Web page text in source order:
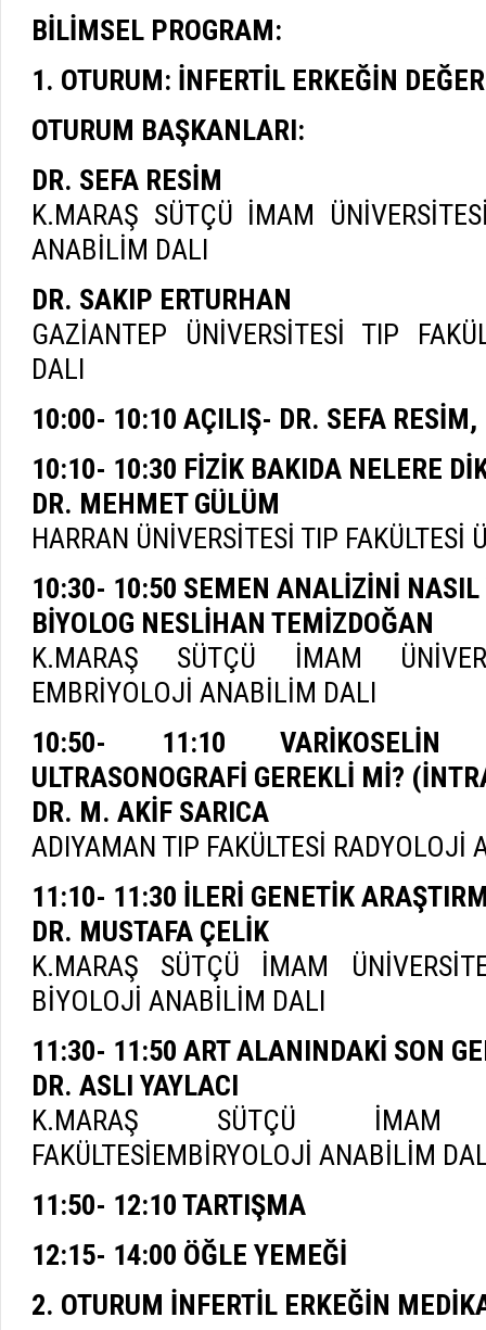
BİLİMSEL PROGRAM:
1. OTURUM: İNFERTİL ERKEĞİN
OTURUM BAŞKANLARI:
DR. SEFA RESİM
K.MARAŞ SÜTÇÜ İMAM
ANABİLİM DALI
DR. SAKIP ERTURHAN
GAZİANTEP ÜNİVERSİTESİ TIP
DALI
10:00- 10:10 AÇILIŞ- DR. SEFA
10:10- 10:30 FİZİK BAKIDA NELERE
DR. MEHMET GÜLÜM
HARRAN ÜNİVERSİTESİ TIP
10:30- 10:50 SEMEN ANALİZİNİ NASIL
BİYOLOG NESLİHAN TEMİZDOĞAN
K.MARAŞ SÜTÇÜ İMAM
EMBRİYOLOJİ ANABİLİM DALI
10:50- 11:10 VARİKOSELİN
ULTRASONOGRAFİ GEREKLİ Mİ?
DR. M. AKİF SARICA
ADIYAMAN TIP FAKÜLTESİ RADYOLOJİ
11:10- 11:30 İLERİ GENETİK
DR. MUSTAFA ÇELİK
K.MARAŞ SÜTÇÜ İMAM
BİYOLOJİ ANABİLİM DALI
11:30- 11:50 ART ALANINDAKİ SON
DR. ASLI YAYLACI
K.MARAŞ SÜTÇÜ İMAM
FAKÜLTESİEMBİRYOLOJİ ANABİLİM
11:50- 12:10 TARTIŞMA
12:15- 14:00 ÖĞLE YEMEĞİ
2. OTURUM İNFERTİL ERKEĞİN